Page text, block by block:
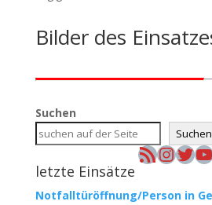
Bilder des
Suchen
Suchen
RSS-Feed
letzte Einsätze
Notfalltüröffnung/Person in